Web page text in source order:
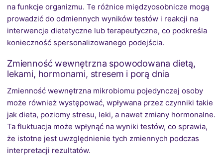
na funkcje organizmu. Te różnice międzyosobnicze mogą
prowadzić do odmiennych wyników testów i reakcji na
interwencje dietetyczne lub terapeutyczne, co podkreśla
konieczność spersonalizowanego podejścia.
Zmienność wewnętrzna spowodowana dietą,
lekami, hormonami, stresem i porą dnia
Zmienność wewnętrzna mikrobiomu pojedynczej osoby
może również występować, wpływana przez czynniki takie
jak dieta, poziomy stresu, leki, a nawet zmiany hormonalne.
Ta fluktuacja może wpłynąć na wyniki testów, co sprawia,
że istotne jest uwzględnienie tych zmiennych podczas
interpretacji rezultatów.